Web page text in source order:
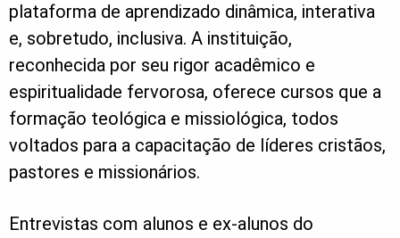
plataforma de aprendizado dinâmica, interativa
e, sobretudo, inclusiva. A instituição,
reconhecida por seu rigor acadêmico e
espiritualidade fervorosa, oferece cursos que a
formação teológica e missiológica, todos
voltados para a capacitação de líderes cristãos,
pastores e missionários.
Entrevistas com alunos e ex-alunos do